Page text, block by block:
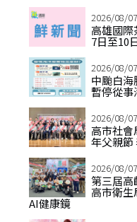
2026/08/
高雄國際
7日至10
2026/08/
中颱白
暫停從事
2026/08/
高市社會
年父親節
2026/08/
第三屆高
高市衛生
AI健康鏡